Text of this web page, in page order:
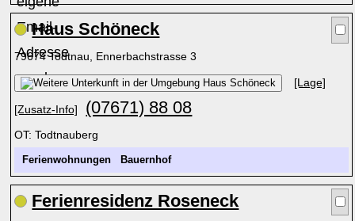
Haus Schöneck
79674 Todtnau, Ennerbachstrasse 3
[Lage]
[Zusatz-Info] (07671) 88 08
OT: Todtnauberg
Ferienwohnungen Bauernhof
Ferienresidenz Roseneck